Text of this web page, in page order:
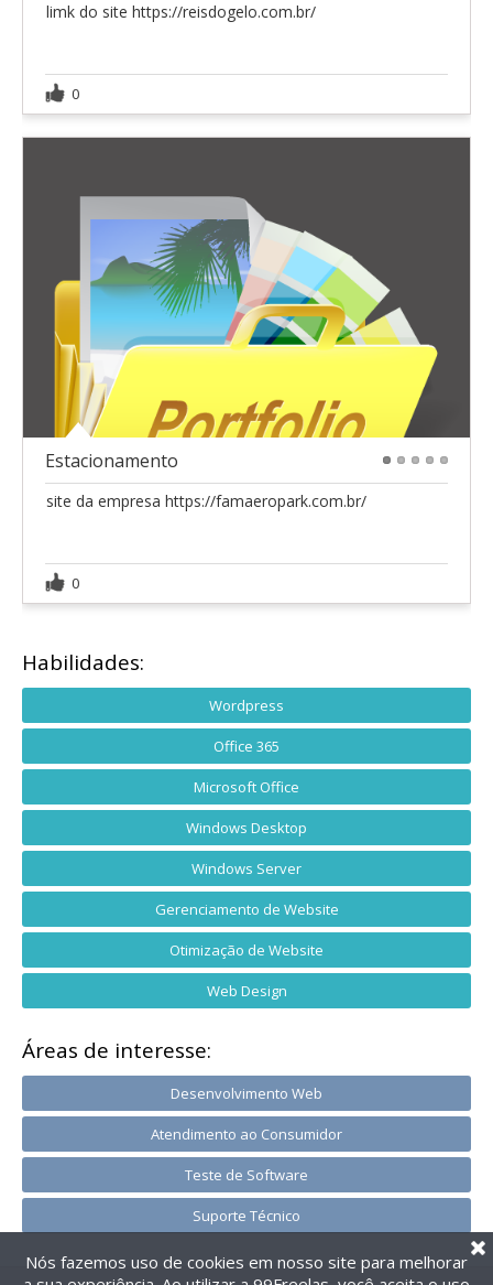
limk do site https://reisdogelo.com.br/
0
Estacionamento
site da empresa https://famaeropark.com.br/
0
Habilidades:
Wordpress
Office 365
Microsoft Office
Windows Desktop
Windows Server
Gerenciamento de Website
Otimização de Website
Web Design
Áreas de interesse:
Desenvolvimento Web
Atendimento ao Consumidor
Teste de Software
Suporte Técnico
Nós fazemos uso de cookies em nosso site para melhorar